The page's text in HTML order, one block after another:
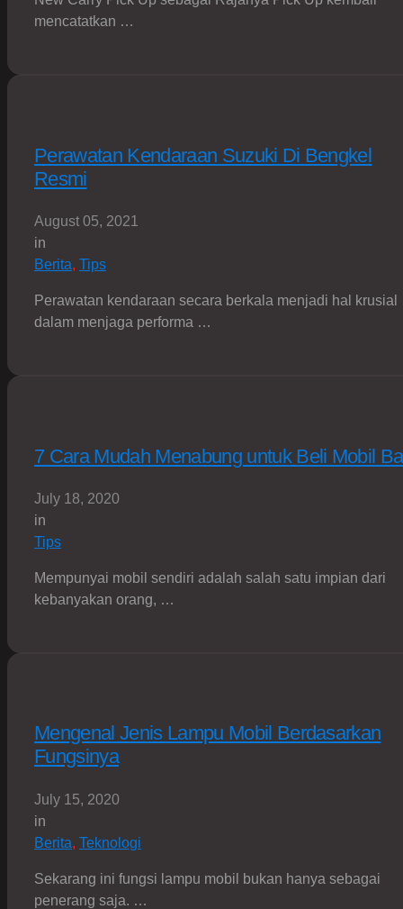
mencatatkan …
Perawatan Kendaraan Suzuki Di Bengkel
Resmi
August 05, 2021
in
Berita, Tips
Perawatan kendaraan secara berkala menjadi hal krusial
dalam menjaga performa …
7 Cara Mudah Menabung untuk Beli Mobil
July 18, 2020
in
Tips
Mempunyai mobil sendiri adalah salah satu impian dari
kebanyakan orang, …
Mengenal Jenis Lampu Mobil Berdasarkan
Fungsinya
July 15, 2020
in
Berita, Teknologi
Sekarang ini fungsi lampu mobil bukan hanya sebagai
penerang saja. …